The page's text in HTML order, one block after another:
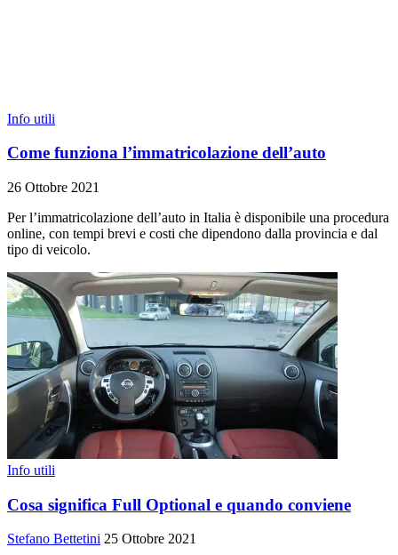
Info utili
Come funziona l’immatricolazione dell’auto
26 Ottobre 2021
Per l’immatricolazione dell’auto in Italia è disponibile una procedura
online, con tempi brevi e costi che dipendono dalla provincia e dal
tipo di veicolo.
Info utili
Cosa significa Full Optional e quando conviene
Stefano Bettetini 25 Ottobre 2021